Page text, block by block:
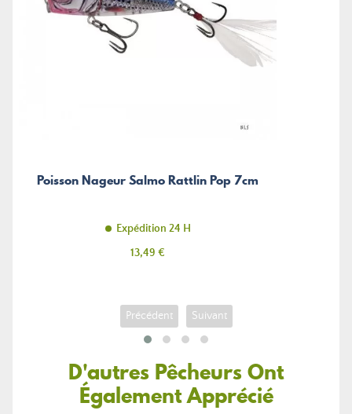
Poisson Nageur Salmo Rattlin Pop 7cm
Expédition 24 H
Prix
13,49 €
Précédent Suivant
D'autres Pêcheurs Ont
Également Apprécié